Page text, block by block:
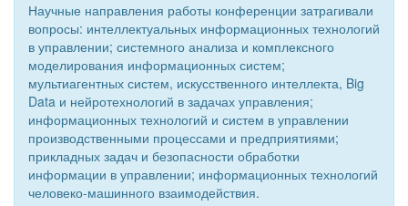
Научные направления работы конференции затрагивали
вопросы: интеллектуальных информационных технологий
в управлении; системного анализа и комплексного
моделирования информационных систем;
мультиагентных систем, искусственного интеллекта, Big
Data и нейротехнологий в задачах управления;
информационных технологий и систем в управлении
производственными процессами и предприятиями;
прикладных задач и безопасности обработки
информации в управлении; информационных технологий
человеко-машинного взаимодействия.